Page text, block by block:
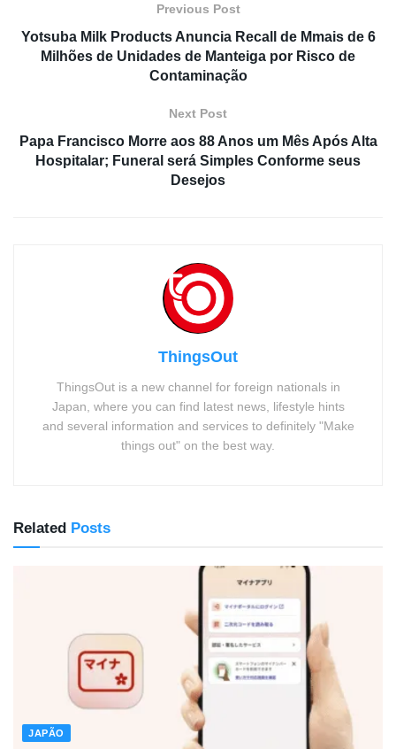
Previous Post
Yotsuba Milk Products Anuncia Recall de Mmais de 6
Milhões de Unidades de Manteiga por Risco de
Contaminação
Next Post
Papa Francisco Morre aos 88 Anos um Mês Após Alta
Hospitalar; Funeral será Simples Conforme seus
Desejos
ThingsOut
ThingsOut is a new channel for foreign nationals in
Japan, where you can find latest news, lifestyle hints
and several information and services to definitely "Make
things out" on the best way.
Related Posts
JAPÃO